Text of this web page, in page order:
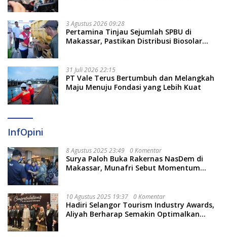
3 Agustus 2026 09:28
Pertamina Tinjau Sejumlah SPBU di
Makassar, Pastikan Distribusi Biosolar
31 Juli 2026 22:15
PT Vale Terus Bertumbuh dan Melangkah
Maju Menuju Fondasi yang Lebih Kuat
InfOpini
8 Agustus 2025 23:49 0 Komentar
Surya Paloh Buka Rakernas NasDem di
Makassar, Munafri Sebut Momentum
10 Agustus 2025 19:37 0 Komentar
Hadiri Selangor Tourism Industry Awards,
Aliyah Berharap Semakin Optimalkan